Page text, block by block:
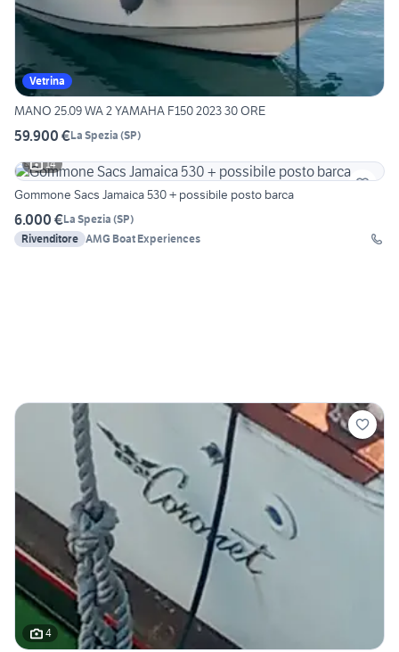
Vetrina
MANO 25.09 WA 2 YAMAHA F150 2023 30 ORE
59.900 €La Spezia (SP)
14
Gommone Sacs Jamaica 530 + possibile posto barca
6.000 €La Spezia (SP)
Rivenditore AMG Boat Experiences
4